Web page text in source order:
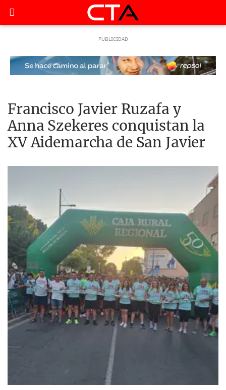
Francisco Javier Ruzafa y
Anna Szekeres conquistan la
XV Aidemarcha de San Javier